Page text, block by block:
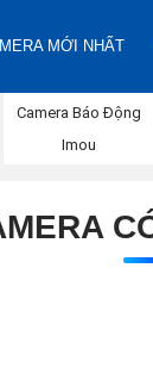
MỚI NHẤT
Camera Báo Động
Imou